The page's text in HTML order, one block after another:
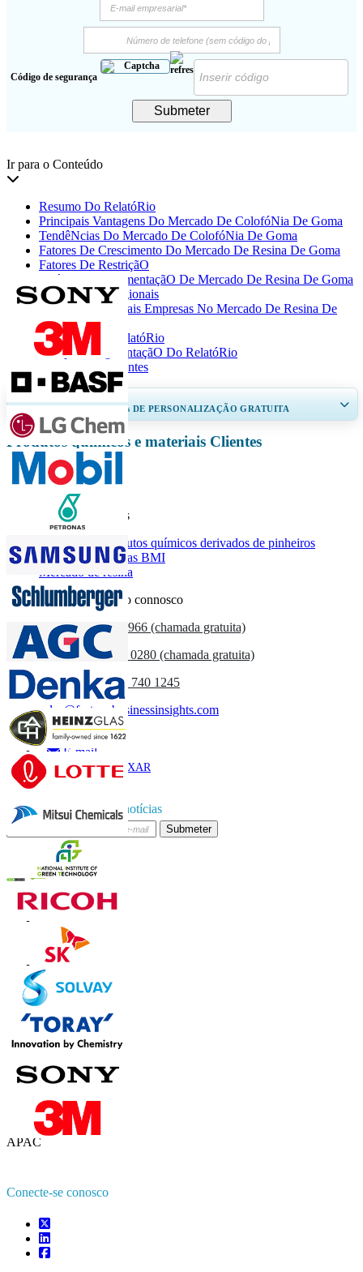
Código de segurança
Submeter
Ir para o Conteúdo
Resumo Do RelatóRio
Principais Vantagens Do Mercado De ColofóNia De Goma
TendêNcias Do Mercado De ColofóNia De Goma
Fatores De Crescimento Do Mercado De Resina De Goma
Fatores De RestriçãO
AnáLise De SegmentaçãO De Mercado De Resina De Goma
InformaçõEs Regionais
Lista Das Principais Empresas No Mercado De Resina De
Goma
Cobertura Do RelatóRio
Escopo E SegmentaçãO Do RelatóRio
Perguntas Frequentes
horas DE PERSONALIZAÇÃO GRATUITA
Ampliar a cobertura regional e por país, Análise de segmentos, Perfis de
empresas, Benchmarking competitivo, e insights sobre o usuário final.
Produtos químicos e materiais Clientes
Relatórios relacionados
Mercado de produtos químicos derivados de pinheiros
Mercado de resinas BMI
Mercado de resina
Entre em contacto connosco
US+1 833 909 2966 (chamada gratuita)
UK+44 808 502 0280 (chamada gratuita)
(APAC) +91 744 740 1245
sales@fortunebusinessinsights.com
Chamado
E-mail
BAIXAR
AMOSTRA
Subscrever boletim de notícias
Submeter
Confie on-line
Contate-nos
+1 833 909 2966 ( chamada gratuita )
+44 808 502 0280 (chamada gratuita )
APAC
Conecte-se conosco